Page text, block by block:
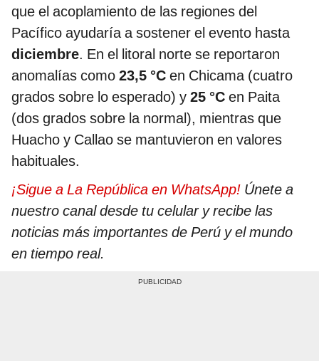
que el acoplamiento de las regiones del
Pacífico ayudaría a sostener el evento hasta
diciembre. En el litoral norte se reportaron
anomalías como 23,5 °C en Chicama (cuatro
grados sobre lo esperado) y 25 °C en Paita
(dos grados sobre la normal), mientras que
Huacho y Callao se mantuvieron en valores
habituales.
¡Sigue a La República en WhatsApp! Únete a
nuestro canal desde tu celular y recibe las
noticias más importantes de Perú y el mundo
en tiempo real.